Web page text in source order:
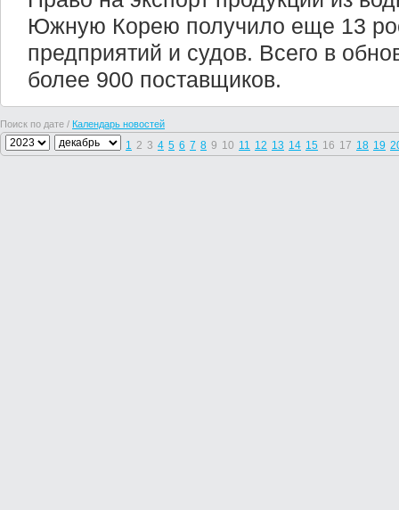
Южную Корею получило еще 13
предприятий и судов. Всего в
более 900 поставщиков.
Поиск по дате / Календарь новостей
1 2 3 4 5 6 7 8 9 10 11 12 13 14 15 16 17 18 19